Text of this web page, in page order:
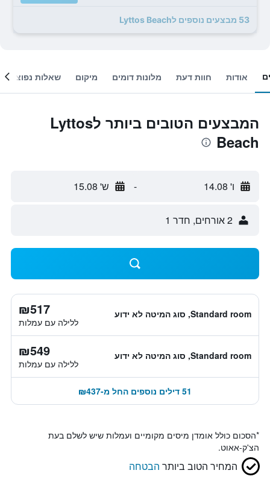
53 מבצעים נוספים לLyttos Beach
אודות חוות דעת מלונות דומים מיקום שאלות נפוצות
המבצעים הטובים ביותר לLyttos
Beach
ו' 14.08 - ש' 15.08
2 אורחים, חדר 1
Standard room, סוג המיטה לא ידוע ₪517
ללילה עם עמלות
Standard room, סוג המיטה לא ידוע ₪549
ללילה עם עמלות
51 דילים נוספים החל מ-₪437
*הסכום כולל אומדן מיסים מקומיים ועמלות שיש לשלם בעת
הצ'ק-אאוט.
המחיר הטוב ביותר הבטחה